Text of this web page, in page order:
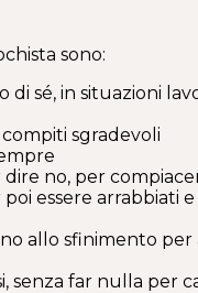
sono:
di sé, in situazioni
sgradevoli
dire no, per
poi essere arrabbiati
allo sfinimento
senza far nulla per